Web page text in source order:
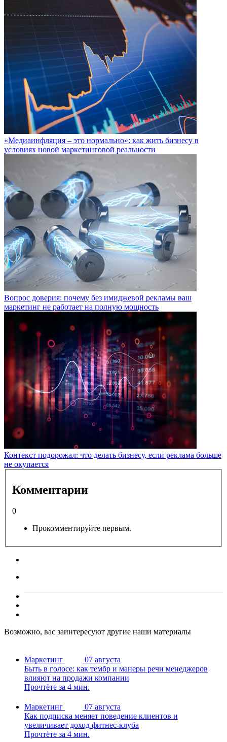
«Медиаинфляция – это нормально»: как жить бизнесу в
условиях новой маркетинговой реальности
Вопрос доверия: почему без имиджевой рекламы ваш
маркетинг не работает на полную мощность
Контекст подорожал: что делать бизнесу, если реклама больше
не окупается
Комментарии
0
Прокомментируйте первым.
Возможно, вас заинтересуют другие наши материалы
Маркетинг
07 августа
Быть в голосе: как тембр и манеры речи менеджеров
влияют на продажи компании
Прочтёте за 4 мин.
Маркетинг
07 августа
Как подписка меняет поведение клиентов и
увеличивает доход фитнес-клуба
Прочтёте за 4 мин.